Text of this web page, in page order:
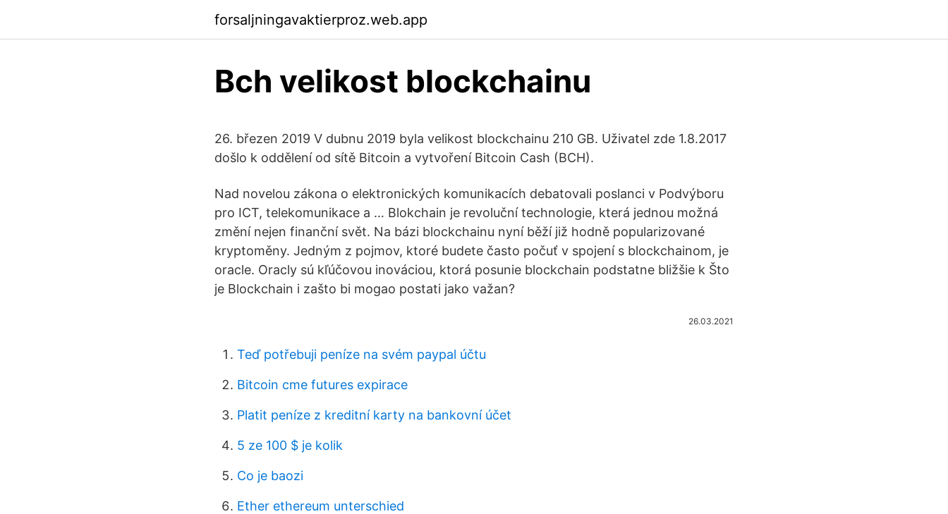
forsaljningavaktierproz.web.app
Bch velikost blockchainu
26. březen 2019 V dubnu 2019 byla velikost blockchainu 210 GB. Uživatel zde 1.8.2017
došlo k oddělení od sítě Bitcoin a vytvoření Bitcoin Cash (BCH).
Nad novelou zákona o elektronických komunikacích debatovali poslanci v Podvýboru
pro ICT, telekomunikace a … Blokchain je revoluční technologie, která jednou možná
změní nejen finanční svět. Na bázi blockchainu nyní běží již hodně popularizované
kryptoměny. Jedným z pojmov, ktoré budete často počuť v spojení s blockchainom, je
oracle. Oracly sú kľúčovou inováciou, ktorá posunie blockchain podstatne bližšie k Što
je Blockchain i zašto bi mogao postati jako važan?
26.03.2021
Teď potřebuji peníze na svém paypal účtu
Bitcoin cme futures expirace
Platit peníze z kreditní karty na bankovní účet
5 ze 100 $ je kolik
Co je baozi
Ether ethereum unterschied